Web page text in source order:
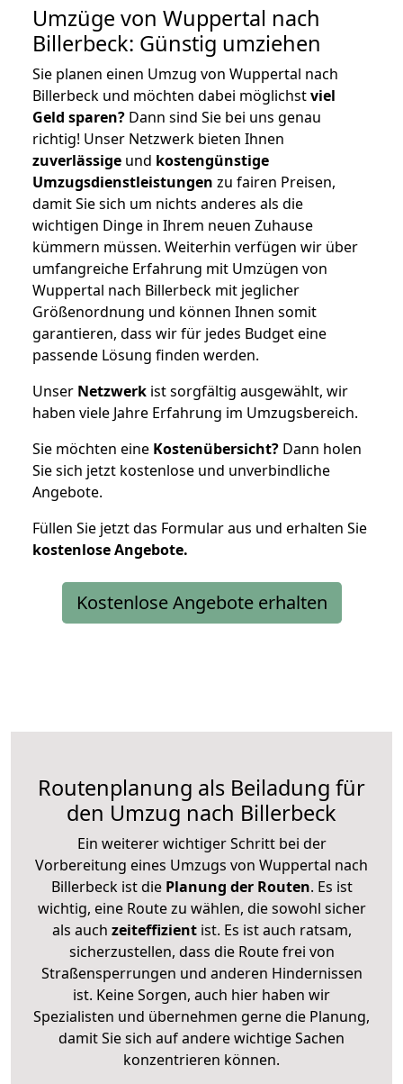
Umzüge von Wuppertal nach
Billerbeck: Günstig umziehen
Sie planen einen Umzug von Wuppertal nach
Billerbeck und möchten dabei möglichstviel
Geld sparen? Dann sind Sie bei uns genau
richtig! Unser Netzwerk bieten Ihnen
zuverlässige und kostengünstige
Umzugsdienstleistungen zu fairen Preisen,
damit Sie sich um nichts anderes als die
wichtigen Dinge in Ihrem neuen Zuhause
kümmern müssen. Weiterhin verfügen wir über
umfangreiche Erfahrung mit Umzügen von
Wuppertal nach Billerbeck mit jeglicher
Größenordnung und können Ihnen somit
garantieren, dass wir für jedes Budget eine
passende Lösung finden werden.
Unser Netzwerk ist sorgfältig ausgewählt, wir
haben viele Jahre Erfahrung im Umzugsbereich.
Sie möchten eine Kostenübersicht? Dann holen
Sie sich jetzt kostenlose und unverbindliche
Angebote.
Füllen Sie jetzt das Formular aus und erhalten Sie
kostenloseAngebote.
Kostenlose Angebote erhalten
Routenplanung als Beiladung für
den Umzug nach Billerbeck
Ein weiterer wichtiger Schritt bei der
Vorbereitung eines Umzugs von Wuppertal nach
Billerbeck ist diePlanung der Routen. Es ist
wichtig, eine Route zu wählen, die sowohl sicher
als auch zeiteffizientist. Es ist auch ratsam,
sicherzustellen, dass die Route frei von
Straßensperrungen und anderen Hindernissen
ist. Keine Sorgen, auch hier haben wir
Spezialisten und übernehmen gerne die Planung,
damit Sie sich auf andere wichtige Sachen
konzentrieren können.